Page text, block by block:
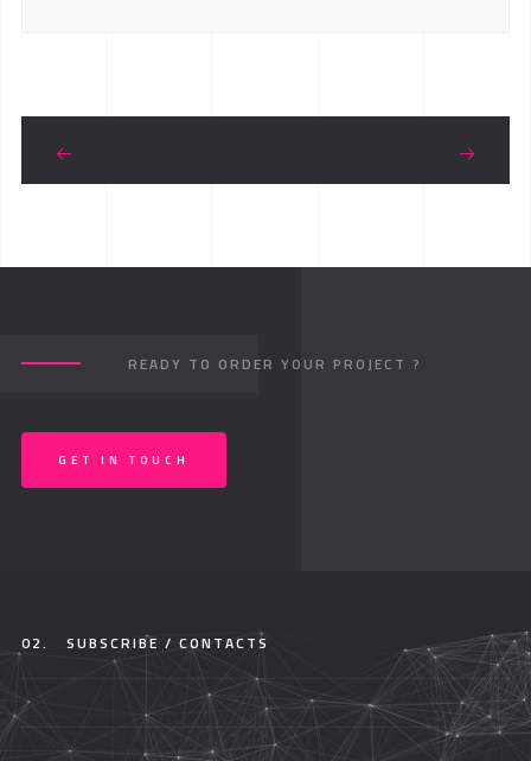
READY TO ORDER YOUR PROJECT ?
GET IN TOUCH
02. SUBSCRIBE / CONTACTS